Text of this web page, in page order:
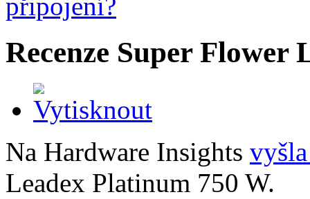
Recenze Super Flower
Na Hardware Insights
Leadex Platinum 750 W.